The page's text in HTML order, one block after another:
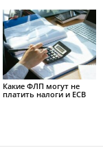
Какие ФЛП могут не
платить налоги и ЕСВ